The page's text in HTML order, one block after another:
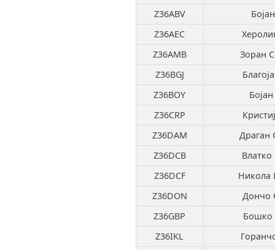
Z36ABV
Z36AEC
Z36AMB
Зоран
Z36BGJ
Z36BOY
Z36CRP
Z36DAM
Драган
Z36DCB
Z36DCF
Никола
Z36DON
Дончо
Z36GBP
Бошко
Z36IKL